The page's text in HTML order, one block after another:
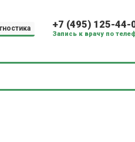
+7 (495) 125-44-
Запись к врачу по